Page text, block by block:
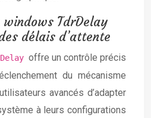
TdrDelay
délais d’attente
offre un contrôle précis
du mécanisme
avancés d’adapter
à leurs configurations